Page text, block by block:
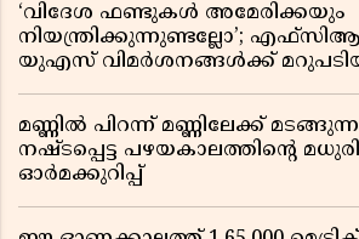
‘വിദേശ ഫണ്ടുകൾ അമേരിക്കയും
നിയന്ത്രിക്കുന്നുണ്ടല്ലോ’;
യുഎസ് വിമർശനങ്ങൾക്ക്
മണ്ണിൽ പിറന്ന് മണ്ണിലേക്ക്
നഷ്ടപ്പെട്ട പഴയകാലത്തിൻ്റെ
ഓർമക്കുറിപ്പ്